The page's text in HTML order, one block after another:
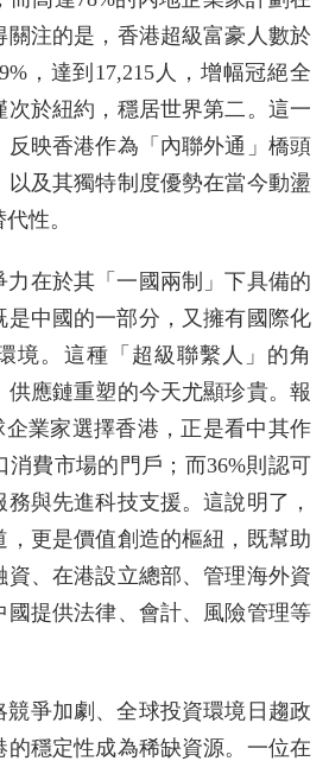
關注的是，香港超級富豪人數於
，達到17,215人，增幅冠絕全
次於紐約，穩居世界第二。這一
反映香港作為「內聯外通」橋頭
以及其獨特制度優勢在當今動盪
性。
力在於其「一國兩制」下具備的
中國的一部分，又擁有國際化
境。這種「超級聯繫人」的角
應鏈重塑的今天尤顯珍貴。報
企業家選擇香港，正是看中其作
消費市場的門戶；而36%則認可
與先進科技支援。這說明了，
，更是價值創造的樞紐，既幫助
資、在港設立總部、管理海外資
國提供法律、會計、風險管理等
競爭加劇、全球投資環境日趨政
的穩定性成為稀缺資源。一位在